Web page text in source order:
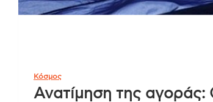
Κόσμος
Ανατίμηση της αγοράς: